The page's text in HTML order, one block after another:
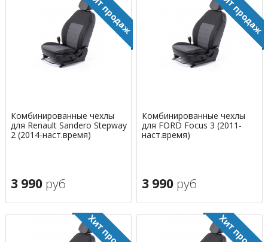
Комбинированные чехлы
для Renault Sandero Stepway
2 (2014-наст.время)
3 990 руб
Комбинированные чехлы
для FORD Focus 3 (2011-
наст.время)
3 990 руб